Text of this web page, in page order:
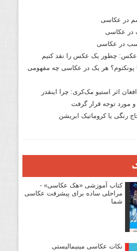
در عکاسی
عکاسی
در عکاسی
عکس: چطور یک عکس را نقد کنیم
پونکتوم؟ هر یک در عکاسی چه مفهومی
اثر استیو مک‌کری: چرا اینقدر
مورد توجه قرار گرفت
رنگی یا کروماتیک ابریشن
کتاب آموزشی «هک عکاسی» -
مراحلی ساده برای پیشرفت عکاسی
شما
نکات عکاسی مینیمالیستی